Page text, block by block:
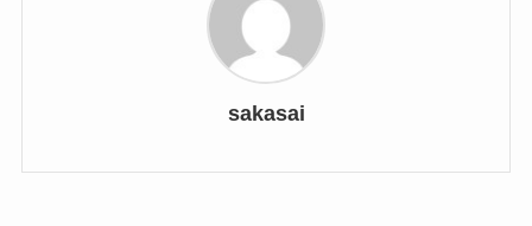
sakasai